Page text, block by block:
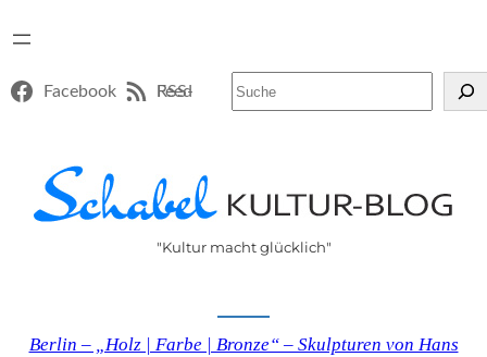
Facebook RSS-Feed
"Kultur macht glücklich"
Berlin – „Holz | Farbe | Bronze“ – Skulpturen von Hans